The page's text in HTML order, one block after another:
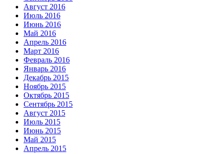
Август 2016
Июль 2016
Июнь 2016
Май 2016
Апрель 2016
Март 2016
Февраль 2016
Январь 2016
Декабрь 2015
Ноябрь 2015
Октябрь 2015
Сентябрь 2015
Август 2015
Июль 2015
Июнь 2015
Май 2015
Апрель 2015